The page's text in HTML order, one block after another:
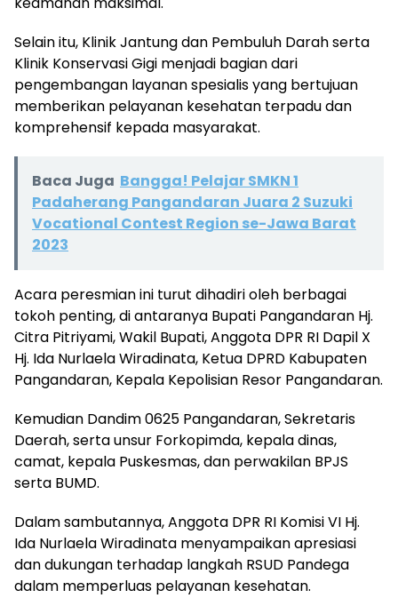
Selain itu, Klinik Jantung dan Pembuluh Darah serta
Klinik Konservasi Gigi menjadi bagian dari
pengembangan layanan spesialis yang bertujuan
memberikan pelayanan kesehatan terpadu dan
komprehensif kepada masyarakat.
Baca Juga Bangga! Pelajar SMKN 1
Padaherang Pangandaran Juara 2 Suzuki
Vocational Contest Region se-Jawa Barat
2023
Acara peresmian ini turut dihadiri oleh berbagai
tokoh penting, di antaranya Bupati Pangandaran Hj.
Citra Pitriyami, Wakil Bupati, Anggota DPR RI Dapil X
Hj. Ida Nurlaela Wiradinata, Ketua DPRD Kabupaten
Pangandaran, Kepala Kepolisian Resor Pangandaran.
Kemudian Dandim 0625 Pangandaran, Sekretaris
Daerah, serta unsur Forkopimda, kepala dinas,
camat, kepala Puskesmas, dan perwakilan BPJS
serta BUMD.
Dalam sambutannya, Anggota DPR RI Komisi VI Hj.
Ida Nurlaela Wiradinata menyampaikan apresiasi
dan dukungan terhadap langkah RSUD Pandega
dalam memperluas pelayanan kesehatan.